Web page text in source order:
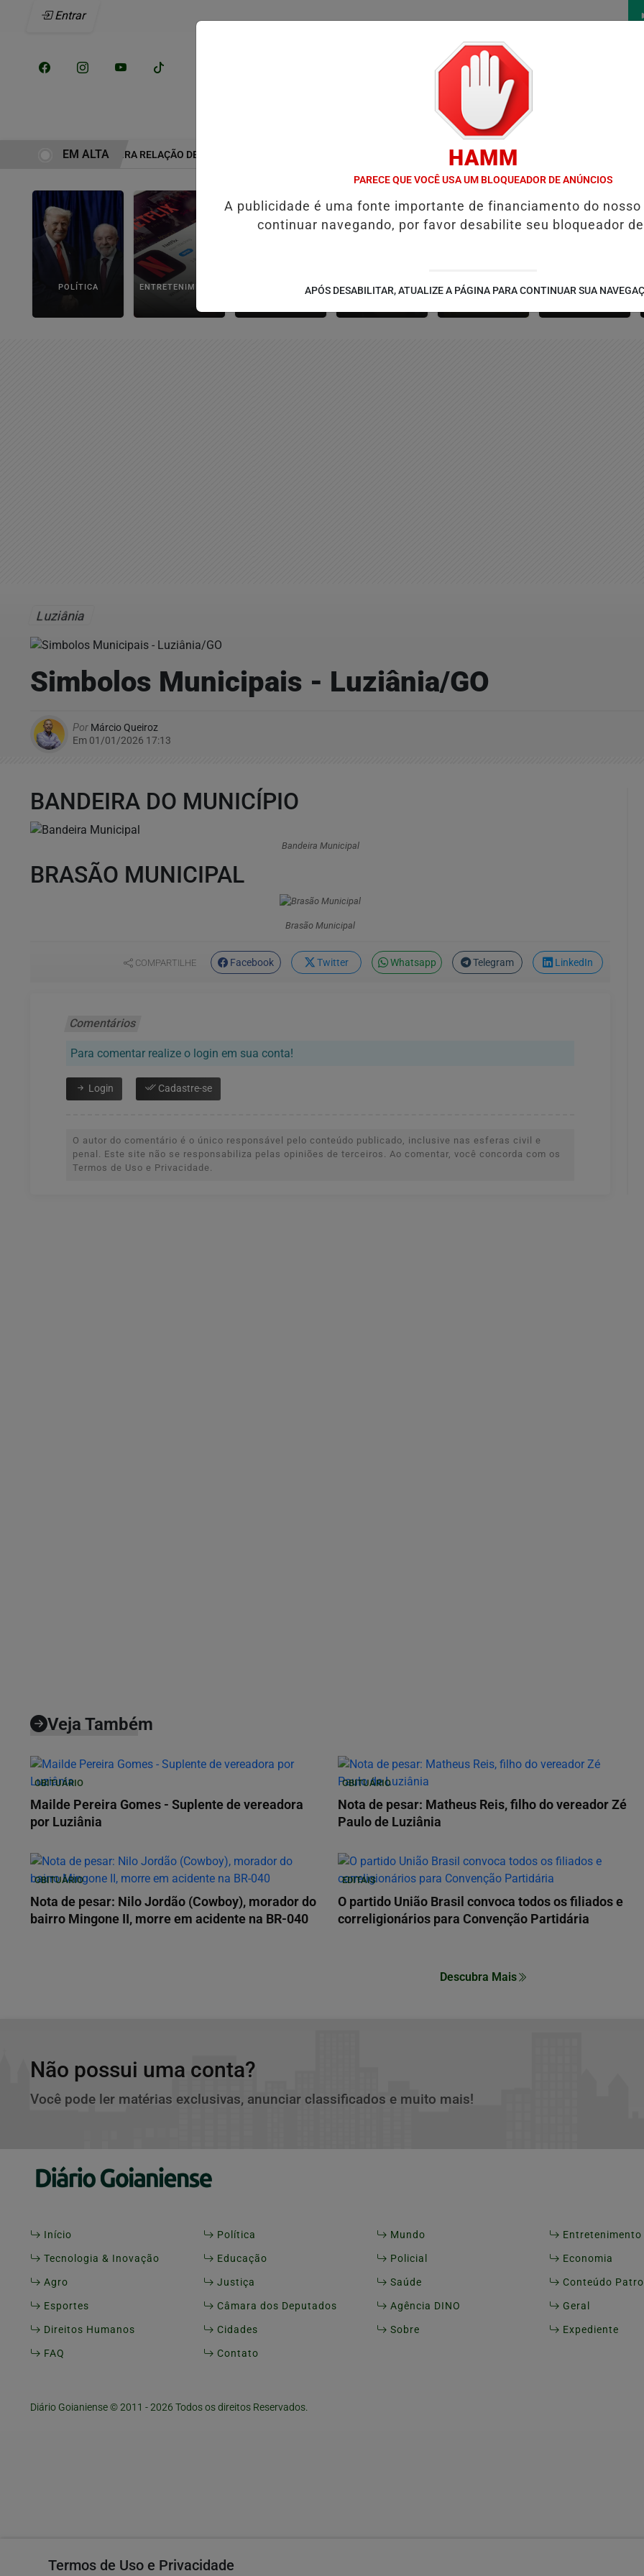
Entrar
CONTATO / PUBLICIDADES LEGAIS
ERA A VERDADEIRA RELAÇÃO DE ELIZE E MARCOS MATSUNAGA ANTES DO CRIME PREFEITURA DE FORMOSA INICIA
EM ALTA
POLÍTICA ENTRETENIMENTO
CONTEÚDO
PATROCINADO
ESPORTES
CÂMARA DOS
Luziânia
Simbolos Municipais - Luziânia/GO
Por Márcio Queiroz
Em 01/01/2026 17:13
BANDEIRA DO MUNICÍPIO
Bandeira Municipal
BRASÃO MUNICIPAL
Brasão Municipal
COMPARTILHE Facebook Twitter Whatsapp Telegram LinkedIn
Comentários
Para comentar realize o login em sua conta!
Login Cadastre-se
O autor do comentário é o único responsável pelo conteúdo publicado, inclusive nas esferas civil e
penal. Este site não se responsabiliza pelas opiniões de terceiros. Ao comentar, você concorda com os
Termos de Uso e Privacidade.
Veja Também
OBITUÁRIO
Mailde Pereira Gomes - Suplente de vereadora
por Luziânia
OBITUÁRIO
Nota de pesar: Matheus Reis, filho do vereador Zé
Paulo de Luziânia
OBITUÁRIO
Nota de pesar: Nilo Jordão (Cowboy), morador do
bairro Mingone II, morre em acidente na BR-040
EDITAIS
O partido União Brasil convoca todos os filiados e
correligionários para Convenção Partidária
Descubra Mais
Não possui uma conta?
Você pode ler matérias exclusivas, anunciar classificados e muito mais!
Início Política Mundo
Entretenimento
Tecnologia & Inovação
Educação Policial
Economia
Agro
Justiça Saúde
Conteúdo
Esportes
Câmara dos Deputados Agência DINO
Geral
Direitos Humanos
Cidades Sobre
Expediente
FAQ
Contato
Diário Goianiense © 2011 - 2026 Todos os direitos Reservados.
HAMM
PARECE QUE VOCÊ USA UM BLOQUEADOR DE ANÚNCIOS
A publicidade é uma fonte importante de financiamento do nosso
continuar navegando, por favor desabilite seu bloqueador
APÓS DESABILITAR, ATUALIZE A PÁGINA PARA CONTINUAR SUA
Termos de Uso e Privacidade